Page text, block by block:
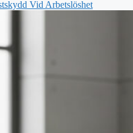
Vid Arbetslöshet